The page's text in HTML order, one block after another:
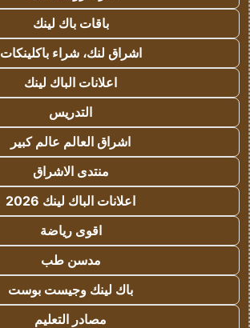
باقات باك لينك
اشراق لنك، شراء باكلينكات
اعلانات الباك لينك
التدريس
اشراق العالم عالم كبير
منتدى الاشراق
اعلانات الباك لينك 2026
اقوى رياضة
مدسن طب
باك لينك وجيست بوست
مصادر التعليم